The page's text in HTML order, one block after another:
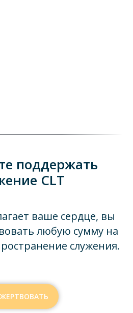
поддержать
CLT
ваше сердце, вы
любую сумму на
служения.